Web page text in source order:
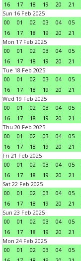
16
17 18 19 20 21
Sun 16 Feb 2025
00
01 02 03 04 05
16
17 18 19 20 21
Mon 17 Feb 2025
00
01 02 03 04 05
16
17 18 19 20 21
Tue 18 Feb 2025
00
01 02 03 04 05
16
17 18 19 20 21
Wed 19 Feb 2025
00
01 02 03 04 05
16
17 18 19 20 21
Thu 20 Feb 2025
00
01 02 03 04 05
16
17 18 19 20 21
Fri 21 Feb 2025
00
01 02 03 04 05
16
17 18 19 20 21
Sat 22 Feb 2025
00
01 02 03 04 05
16
17 18 19 20 21
Sun 23 Feb 2025
00
01 02 03 04 05
16
17 18 19 20 21
Mon 24 Feb 2025
00
01 02 03 04 05